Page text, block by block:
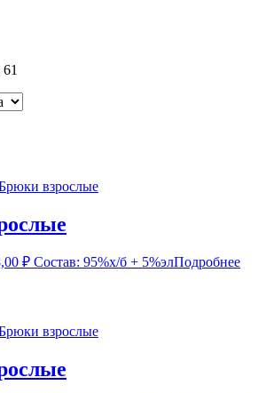
₽.
₽Текущая
Состав: 95%х/б + 5%элПодробнее